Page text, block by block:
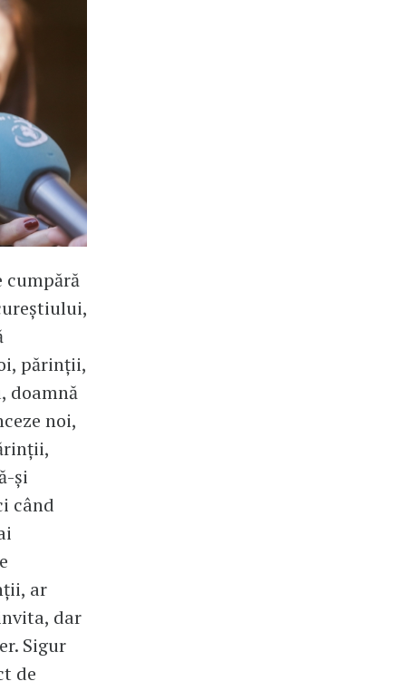
cumpără
părinții,
doamnă
noi,
și
când
ar
dar
Sigur
de